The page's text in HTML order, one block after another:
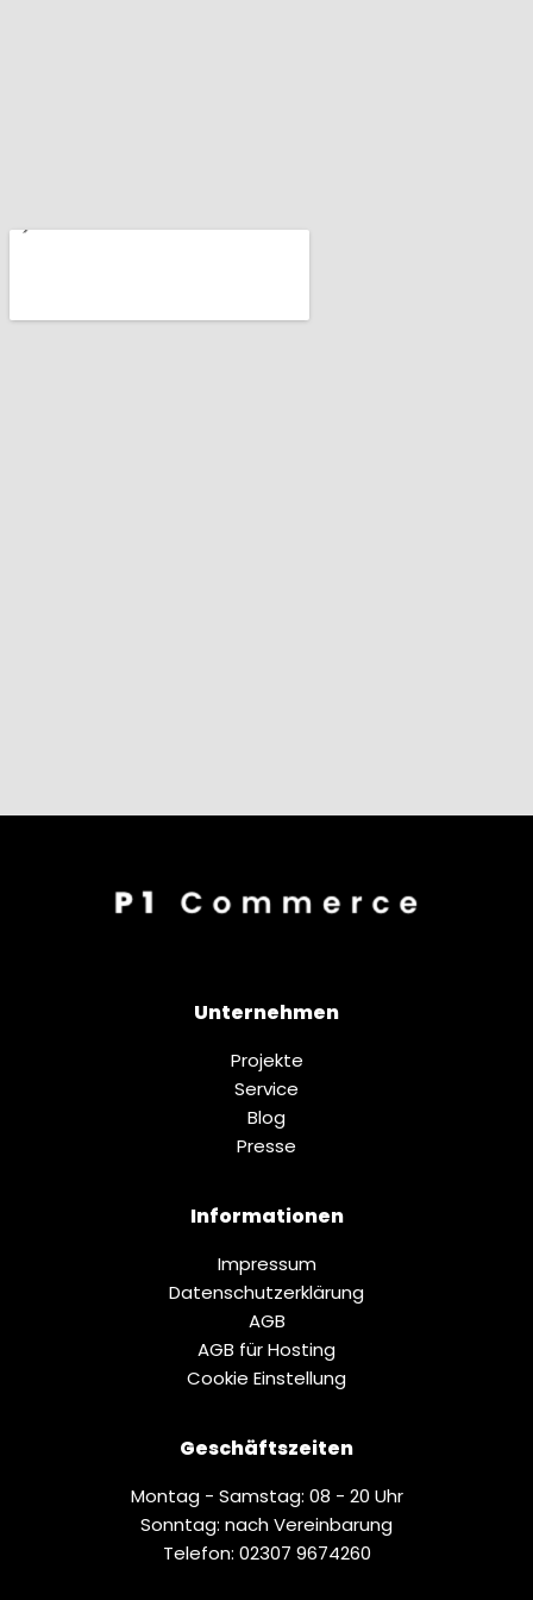
Unternehmen
Projekte
Service
Blog
Presse
Informationen
Impressum
Datenschutz­erklärung
AGB
AGB für Hosting
Cookie Einstellung
Geschäftszeiten
Montag - Samstag: 08 - 20 Uhr
Sonntag: nach Vereinbarung
Telefon: 02307 9674260